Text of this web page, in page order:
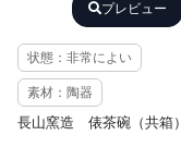
プレビュー
状態：非常によい
素材：陶器
長山窯造 俵茶碗（共箱）